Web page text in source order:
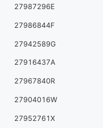
27987296E
27986844F
27942589G
27916437A
27967840R
27904016W
27952761X